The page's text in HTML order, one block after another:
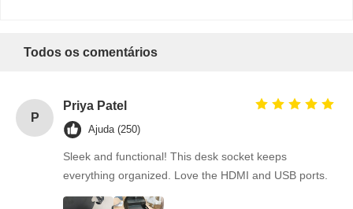
Todos os comentários
P
Priya Patel
Ajuda (250)
Sleek and functional! This desk socket keeps
everything organized. Love the HDMI and USB ports.